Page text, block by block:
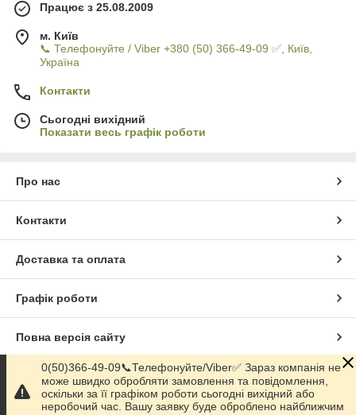
Працює з 25.08.2009
м. Київ
📞 Телефонуйте / Viber +380 (50) 366-49-09 ✅, Київ,
Україна
Контакти
Сьогодні вихідний
Показати весь графік роботи
Про нас
Контакти
Доставка та оплата
Графік роботи
Повна версія сайту
Сайт створено на маркетплейсі Prom.ua
0(50)366-49-09📞Телефонуйте/Viber✅ Зараз компанія не
може швидко обробляти замовлення та повідомлення,
оскільки за її графіком роботи сьогодні вихідний або
неробочий час. Вашу заявку буде оброблено найближчим